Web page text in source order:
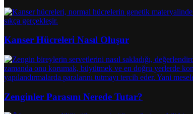
Kanser Hücreleri Nasıl Oluşur
Zenginler Parasını Nerede Tutar?